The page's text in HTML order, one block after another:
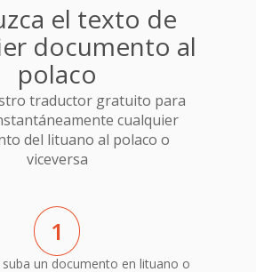
el texto de
documento al
polaco
traductor gratuito para
cualquier
del lituano al polaco o
viceversa
1
un documento en lituano o